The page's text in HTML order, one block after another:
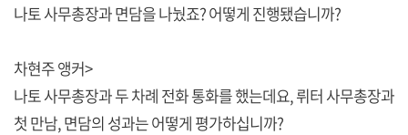
나토 사무총장과 면담을 나눴죠? 어떻게 진행됐습니까?
차현주 앵커>
나토 사무총장과 두 차례 전화 통화를 했는데요, 뤼터 사무총장과
첫 만남, 면담의 성과는 어떻게 평가하십니까?